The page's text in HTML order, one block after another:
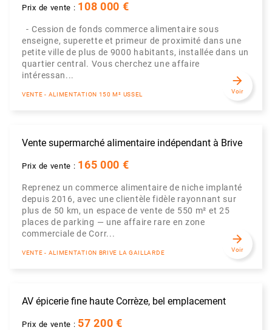
Prix de vente : 108 000 €
- Cession de fonds commerce alimentaire sous
enseigne, superette et primeur de proximité dans une
petite ville de plus de 9000 habitants, installée dans un
quartier central. Vous cherchez une affaire
intéressan...
VENTE - ALIMENTATION 150 M² USSEL
arrow_forward
Voir
Vente supermarché alimentaire indépendant à Brive
Prix de vente : 165 000 €
Reprenez un commerce alimentaire de niche implanté
depuis 2016, avec une clientèle fidèle rayonnant sur
plus de 50 km, un espace de vente de 550 m² et 25
places de parking — une affaire rare en zone
commerciale de Corr...
VENTE - ALIMENTATION BRIVE LA GAILLARDE
arrow_forward
Voir
AV épicerie fine haute Corrèze, bel emplacement
Prix de vente : 57 200 €